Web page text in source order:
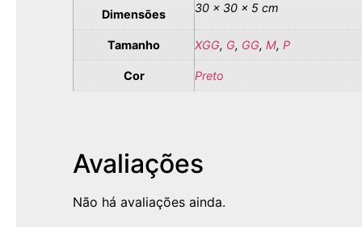
Dimensões 30 × 30 × 5 cm
Tamanho XGG, G, GG, M, P
Cor Preto
Avaliações
Não há avaliações ainda.